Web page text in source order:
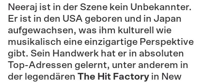
Neeraj ist in der Szene kein Unbekannter.
Er ist in den USA geboren und in Japan
aufgewachsen, was ihm kulturell wie
musikalisch eine einzigartige Perspektive
gibt. Sein Handwerk hat er in absoluten
Top-Adressen gelernt, unter anderem in
der legendären The Hit Factory in New